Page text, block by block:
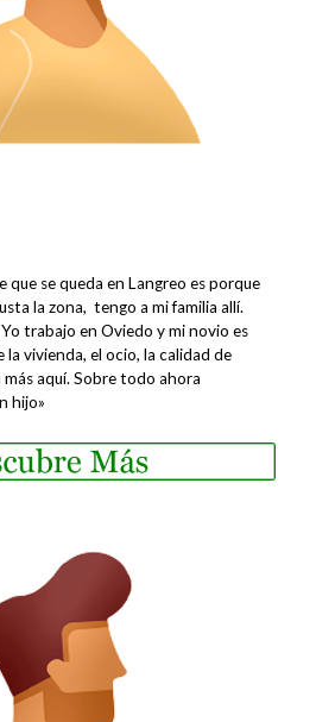
que se queda en Langreo es porque
la zona, tengo a mi familia allí.
trabajo en Oviedo y mi novio es
la vivienda, el ocio, la calidad de
aquí.Sobretodo ahora
hijo»